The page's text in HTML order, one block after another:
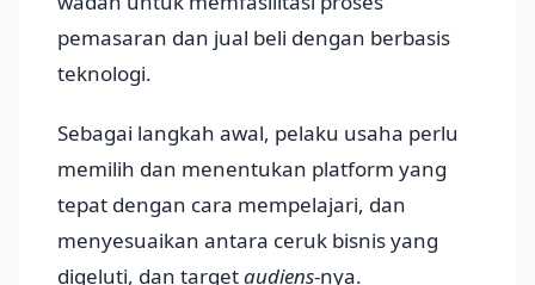
pemasaran dan jual beli dengan berbasis
teknologi.
Sebagai langkah awal, pelaku usaha perlu
memilih dan menentukan platform yang
tepat dengan cara mempelajari, dan
menyesuaikan antara ceruk bisnis yang
digeluti, dan targetaudiens-nya.